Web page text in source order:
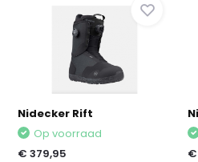
Nidecker Rift
Op voorraad
€ 379,95
€